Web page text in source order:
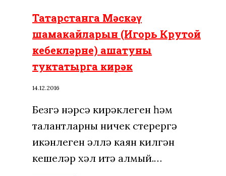
Татарстанга Мәскәү
шамакайларын (Игорь Крутой
кебекләрне) ашатуны
туктатырга кирәк
14.12.2016
Безгә нәрсә кирәклеген һәм
талантларны ничек үстерергә
икәнлеген әллә каян килгән
кешеләр хәл итә алмый.…